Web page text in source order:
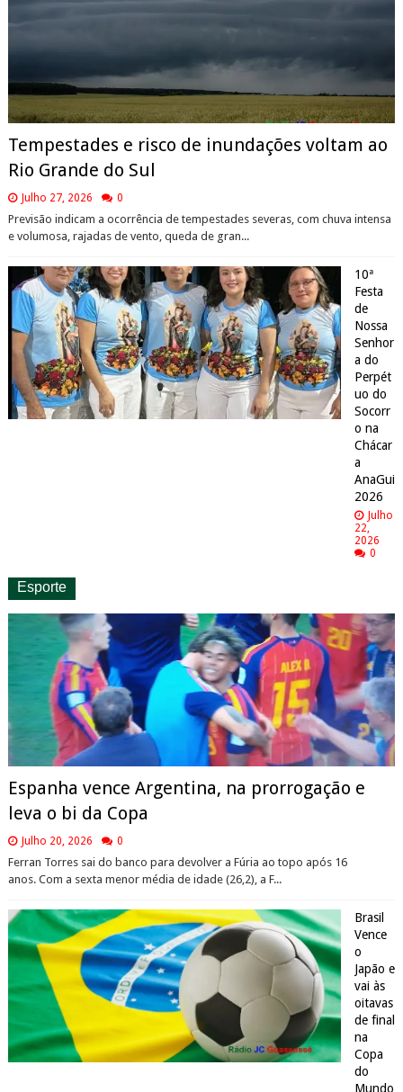
Tempestades e risco de inundações voltam ao
Rio Grande do Sul
Julho 27, 2026 0
Previsão indicam a ocorrência de tempestades severas, com chuva intensa
e volumosa, rajadas de vento, queda de gran...
10ª
Festa
de
Nossa
Senhor
a do
Perpét
uo do
Socorr
o na
Chácar
a
AnaGui
2026
Julho
22,
2026
0
Esporte
Espanha vence Argentina, na prorrogação e
leva o bi da Copa
Julho 20, 2026 0
Ferran Torres sai do banco para devolver a Fúria ao topo após 16
anos. Com a sexta menor média de idade (26,2), a F...
Brasil
Vence
o
Japão e
vai às
oitavas
de final
na
Copa
do
Mundo